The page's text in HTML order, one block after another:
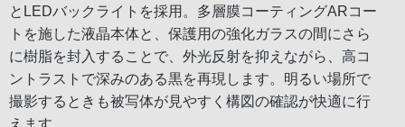
とLEDバックライトを採用。多層膜コーティングARコー
トを施した液晶本体と、保護用の強化ガラスの間にさら
に樹脂を封入することで、外光反射を抑えながら、高コ
ントラストで深みのある黒を再現します。明るい場所で
撮影するときも被写体が見やすく構図の確認が快適に行
えます。